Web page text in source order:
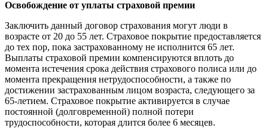
Освобождение от уплаты страховой премии
Заключить данный договор страхования могут люди в
возрасте от 20 до 55 лет. Страховое покрытие предоставляется
до тех пор, пока застрахованному не исполнится 65 лет.
Выплаты страховой премии компенсируются вплоть до
момента истечения срока действия страхового полиса или до
момента прекращения нетрудоспособности, а также по
достижении застрахованным лицом возраста, следующего за
65-летием. Страховое покрытие активируется в случае
постоянной (долговременной) полной потери
трудоспособности, которая длится более 6 месяцев.